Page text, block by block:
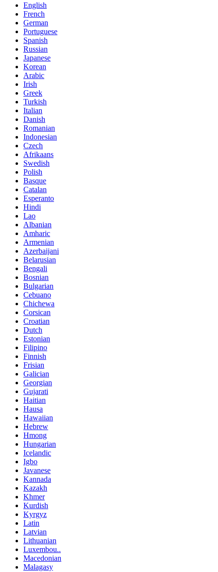
English
French
German
Portuguese
Spanish
Russian
Japanese
Korean
Arabic
Irish
Greek
Turkish
Italian
Danish
Romanian
Indonesian
Czech
Afrikaans
Swedish
Polish
Basque
Catalan
Esperanto
Hindi
Lao
Albanian
Amharic
Armenian
Azerbaijani
Belarusian
Bengali
Bosnian
Bulgarian
Cebuano
Chichewa
Corsican
Croatian
Dutch
Estonian
Filipino
Finnish
Frisian
Galician
Georgian
Gujarati
Haitian
Hausa
Hawaiian
Hebrew
Hmong
Hungarian
Icelandic
Igbo
Javanese
Kannada
Kazakh
Khmer
Kurdish
Kyrgyz
Latin
Latvian
Lithuanian
Luxembou..
Macedonian
Malagasy